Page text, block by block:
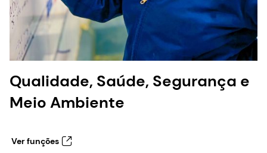
Qualidade, Saúde, Segurança e
Meio Ambiente
Ver funções